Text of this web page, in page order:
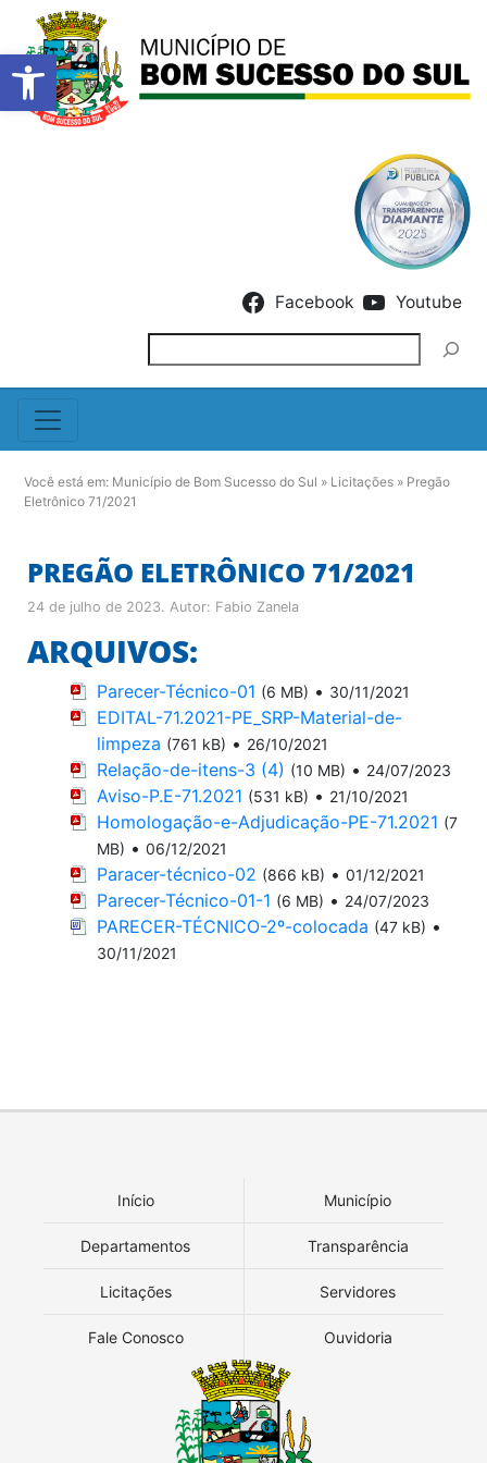
Barra de Ferramentas
Facebook Youtube
Você está em: Município de Bom Sucesso do Sul » Licitações » Pregão
Eletrônico 71/2021
PREGÃO ELETRÔNICO 71/2021
24 de julho de 2023. Autor: Fabio Zanela
ARQUIVOS:
Parecer-Técnico-01 (6 MB) • 30/11/2021
EDITAL-71.2021-PE_SRP-Material-de-
limpeza (761 kB) • 26/10/2021
Relação-de-itens-3 (4) (10 MB) • 24/07/2023
Aviso-P.E-71.2021 (531 kB) • 21/10/2021
Homologação-e-Adjudicação-PE-71.2021 (7
MB) • 06/12/2021
Paracer-técnico-02 (866 kB) • 01/12/2021
Parecer-Técnico-01-1 (6 MB) • 24/07/2023
PARECER-TÉCNICO-2º-colocada (47 kB) •
30/11/2021
Início Município
Departamentos Transparência
Licitações Servidores
Fale Conosco Ouvidoria